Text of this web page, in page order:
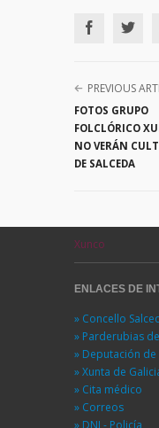
PREVIOUS
FOTOS GRUPO
FOLCLÓRICO
NO VERÁN
DE SALCEDA
Xunco
ENLACES DE
» Concello
» Parderubias
» Deputación
» Xunta de
» Cita médico
» Correos
» DNI - Policía